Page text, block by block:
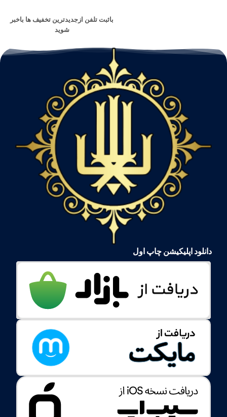
باثبت تلفن ازجدیدترین تخفیف ها باخبر
شوید
دانلود اپلیکیشن چاپ اول